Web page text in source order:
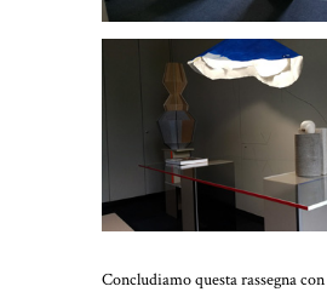
Concludiamo questa rassegna